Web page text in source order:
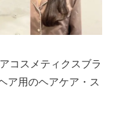
コスメティクスブラ
ア用のヘアケア・ス